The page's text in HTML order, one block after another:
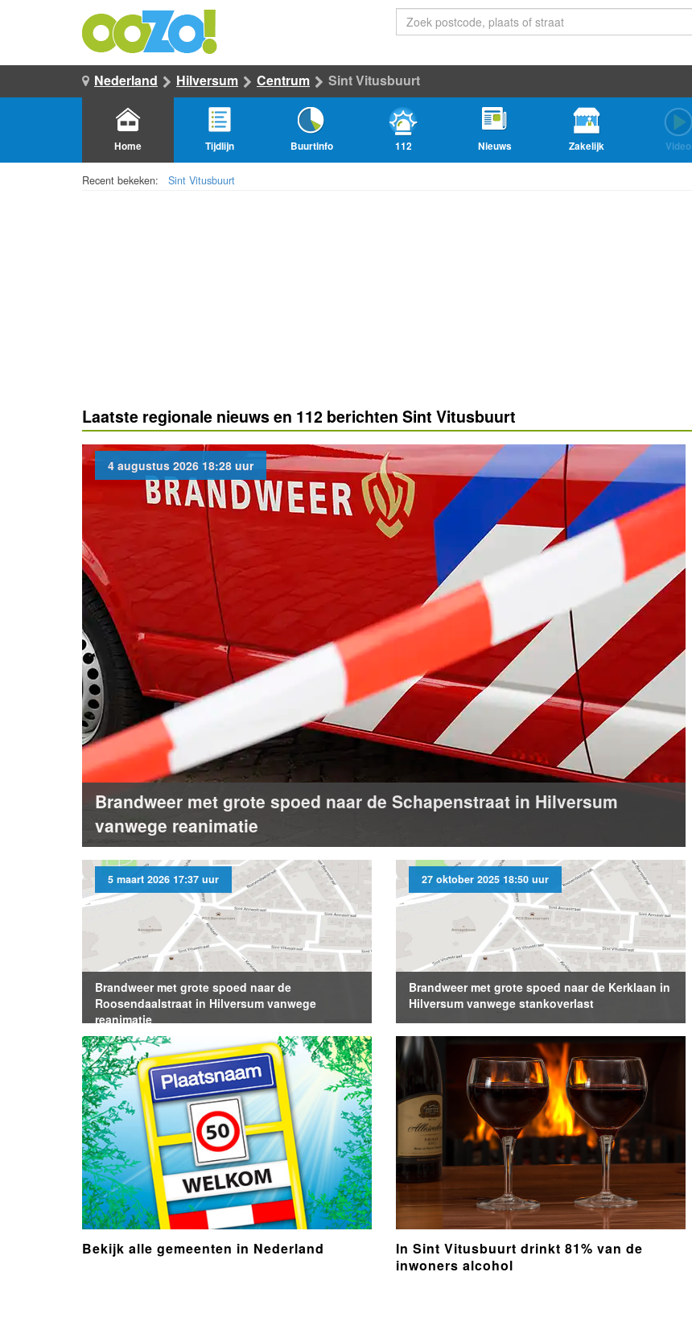
Nederland Hilversum Centrum Sint Vitusbuurt
Home Tijdlijn Buurtinfo 112 Nieuws Zakelijk Video
Recent bekeken: Sint Vitusbuurt
Laatste regionale nieuws en 112 berichten Sint Vitusbuurt
4 augustus 2026 18:28 uur
Brandweer met grote spoed naar de Schapenstraat in Hilversum
vanwege reanimatie
5 maart 2026 17:37 uur
Brandweer met grote spoed naar de
Roosendaalstraat in Hilversum vanwege
reanimatie
27 oktober 2025 18:50 uur
Brandweer met grote spoed naar de Kerklaan in
Hilversum vanwege stankoverlast
Bekijk alle gemeenten in Nederland
In Sint Vitusbuurt drinkt 81% van de
inwoners alcohol